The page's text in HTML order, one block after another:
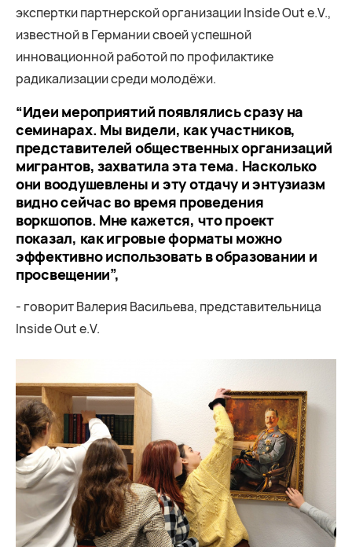
экспертки партнерской организации Inside Out e.V.,
известной в Германии своей успешной
инновационной работой по профилактике
радикализации среди молодёжи.
“Идеи мероприятий появлялись сразу на
семинарах. Мы видели, как участников,
представителей общественных организаций
мигрантов, захватила эта тема. Насколько
они воодушевлены и эту отдачу и энтузиазм
видно сейчас во время проведения
воркшопов. Мне кажется, что проект
показал, как игровые форматы можно
эффективно использовать в образовании и
просвещении”,
- говорит Валерия Васильева, представительница
Inside Out e.V.